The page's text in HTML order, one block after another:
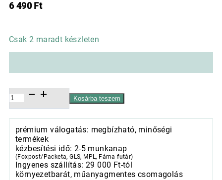
6 490 Ft
Csak 2 maradt készleten
Porcelánbögre
0,4l
Busy
birds
mennyiség
Kosárba teszem
prémium válogatás: megbízható, minőségi
termékek
kézbesítési idő: 2-5 munkanap
(Foxpost/Packeta, GLS, MPL, Fáma futár)
Ingyenes szállítás: 29 000 Ft-tól
környezetbarát, műanyagmentes csomagolás